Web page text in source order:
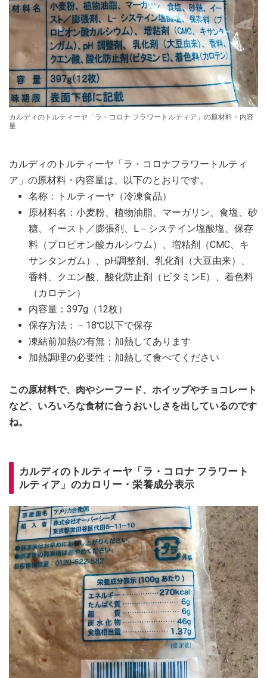
カルディのトルティーヤ「ラ・コロナ フラワートルティア」の原材料・内容
量
カルディのトルティーヤ「ラ・コロナフラワートルティ
ア」の原材料・内容量は、以下のとおりです。
名称：トルティーヤ（冷凍食品）
原材料名：小麦粉、植物油脂、マーガリン、食塩、砂
糖、イースト／膨張剤、L－システイン塩酸塩、保存
料（プロピオン酸カルシウム）、増粘剤（CMC、キ
サンタンガム）、pH調整剤、乳化剤（大豆由来）、
香料、クエン酸、酸化防止剤（ビタミンE）、着色料
（カロテン）
内容量：397g（12枚）
保存方法：－18℃以下で保存
凍結前加熱の有無：加熱してあります
加熱調理の必要性：加熱して食べてください
この原材料で、肉やシーフード、ホイップやチョコレート
など、いろいろな食材に合うおいしさを出しているのです
ね。
カルディのトルティーヤ「ラ・コロナ フラワート
ルティア」のカロリー・栄養成分表示